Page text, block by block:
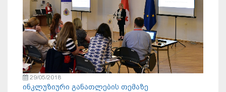
29/05/2018
ინკლუზიური განათლების თემაზე